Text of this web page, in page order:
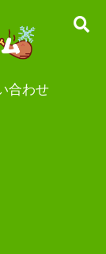
合わせ